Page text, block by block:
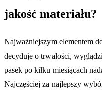
jakość materiału?
Najważniejszym elementem
decyduje o trwałości,
pasek po kilku miesiącach
Najczęściej za najlepszy